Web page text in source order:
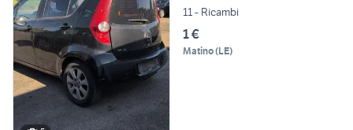
11 - Ricambi
1 €
Matino(LE)